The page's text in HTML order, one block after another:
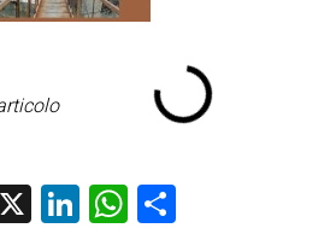
X LinkedIn
WhatsApp
Condividi